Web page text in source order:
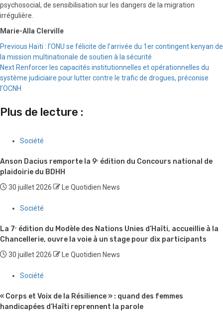
psychosocial, de sensibilisation sur les dangers de la migration
irrégulière.
Marie-Alla Clerville
Continue
Reading
Previous Haïti : l’ONU se félicite de l’arrivée du 1er contingent kenyan de
la mission multinationale de soutien à la sécurité
Next Renforcer les capacités institutionnelles et opérationnelles du
système judiciaire pour lutter contre le trafic de drogues, préconise
l’OCNH
Plus de lecture :
Société
Anson Dacius remporte la 9ᵉ édition du Concours national de
plaidoirie du BDHH
30 juillet 2026 Le Quotidien News
Société
La 7ᵉ édition du Modèle des Nations Unies d’Haïti, accueillie à la
Chancellerie, ouvre la voie à un stage pour dix participants
30 juillet 2026 Le Quotidien News
Société
« Corps et Voix de la Résilience » : quand des femmes
handicapées d’Haïti reprennent la parole